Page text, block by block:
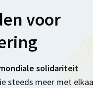
voor
solidariteit
steeds meer met